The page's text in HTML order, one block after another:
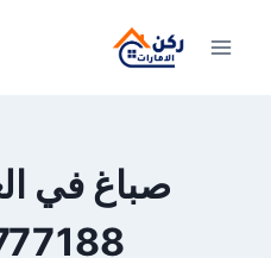
صباغ في